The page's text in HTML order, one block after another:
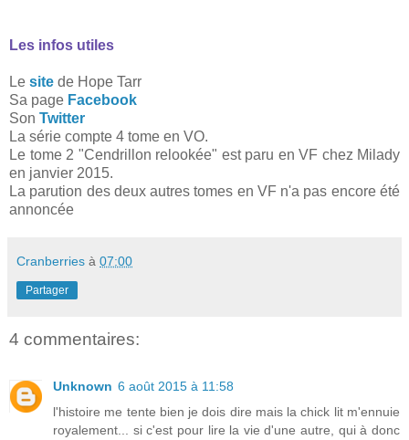
Les infos utiles
Le site de Hope Tarr
Sa page Facebook
Son Twitter
La série compte 4 tome en VO.
Le tome 2 "Cendrillon relookée" est paru en VF chez Milady
en janvier 2015.
La parution des deux autres tomes en VF n'a pas encore été
annoncée
Cranberries à 07:00
Partager
4 commentaires:
Unknown 6 août 2015 à 11:58
l'histoire me tente bien je dois dire mais la chick lit m'ennuie
royalement... si c'est pour lire la vie d'une autre, qui à donc